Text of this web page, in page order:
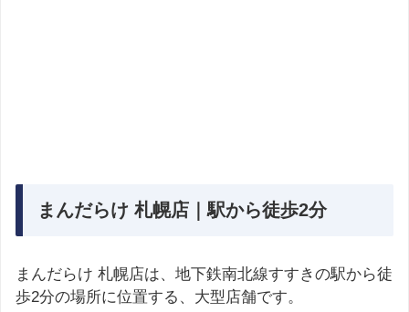
まんだらけ 札幌店｜駅から徒歩2分
まんだらけ 札幌店は、地下鉄南北線すすきの駅から徒
歩2分の場所に位置する、大型店舗です。